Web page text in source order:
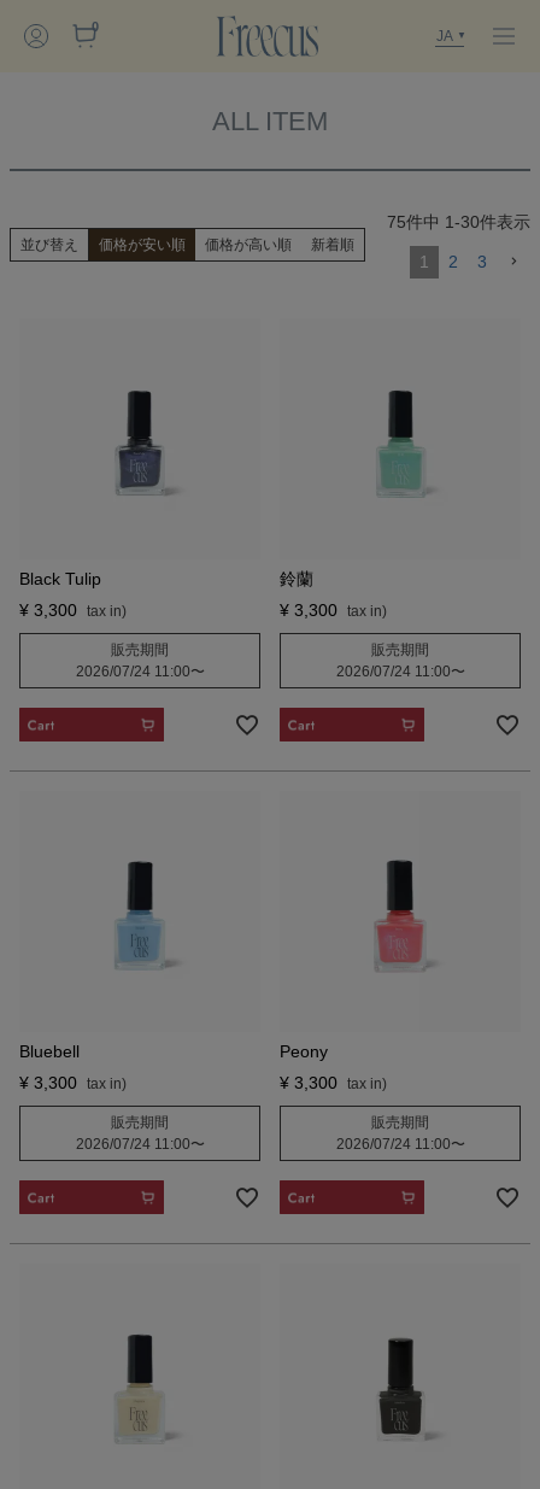
0
JA
ALL ITEM
並び替え 価格が安い順 価格が高い順 新着順
75件中 1-30件表示
1 2 3
Black Tulip
¥ 3,300
販売期間
2026/07/24 11:00〜
鈴蘭
¥ 3,300
販売期間
2026/07/24 11:00〜
Bluebell
¥ 3,300
販売期間
2026/07/24 11:00〜
Peony
¥ 3,300
販売期間
2026/07/24 11:00〜